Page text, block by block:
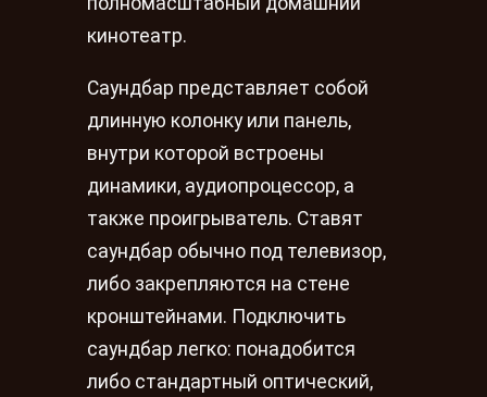
кинотеатр.
Саундбар представляет собой
длинную колонку или панель,
внутри которой встроены
динамики, аудиопроцессор, а
также проигрыватель. Ставят
саундбар обычно под телевизор,
либо закрепляются на стене
кронштейнами. Подключить
саундбар легко: понадобится
либо стандартный оптический,